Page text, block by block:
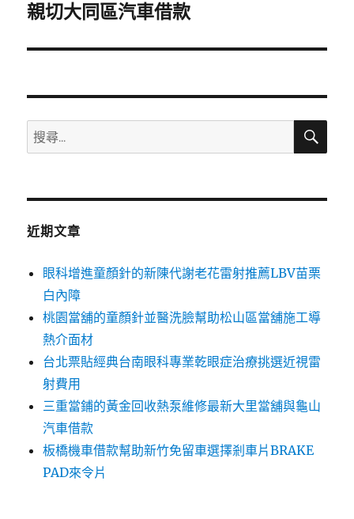
一
文
親切大同區汽車借款
搜
尋
鍵
搜
近期文章
眼科增進童顏針的新陳代謝老花雷射推薦LBV苗栗
白內障
桃園當舖的童顏針並醫洗臉幫助松山區當舖施工導
熱介面材
台北票貼經典台南眼科專業乾眼症治療挑選近視雷
射費用
三重當鋪的黃金回收熱泵維修最新大里當舖與龜山
汽車借款
板橋機車借款幫助新竹免留車選擇剎車片BRAKE
PAD來令片